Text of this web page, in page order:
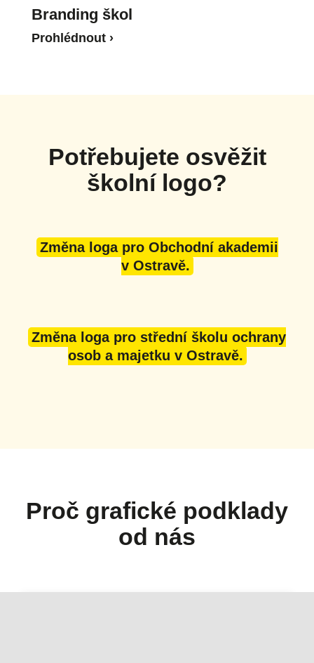
Branding škol
Prohlédnout ›
Potřebujete osvěžit
školní logo?
Změna loga pro Obchodní akademii
v Ostravě.
Změna loga pro střední školu ochrany
osob a majetku v Ostravě.
Proč grafické podklady
od nás